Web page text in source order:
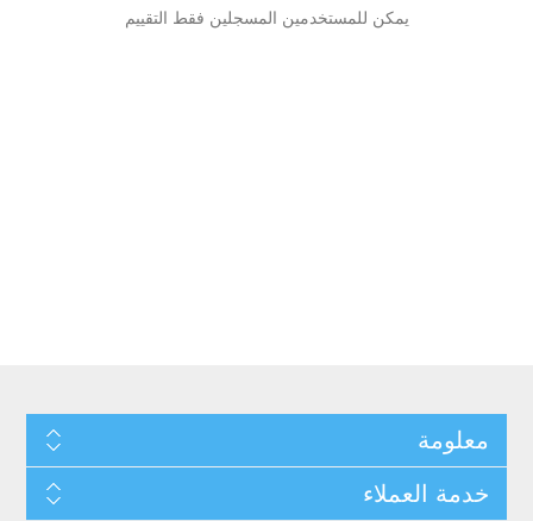
يمكن للمستخدمين المسجلين فقط التقييم
معلومة
خدمة العملاء